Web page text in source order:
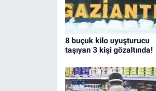
8 buçuk kilo uyuşturucu
taşıyan 3 kişi gözaltında!